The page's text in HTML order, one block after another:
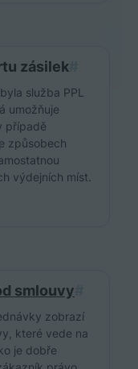
zásilek
služba PPL
umožňuje
případě
způsobech
výdejních míst.
smlouvy
zobrazí
které vede na
je dobře